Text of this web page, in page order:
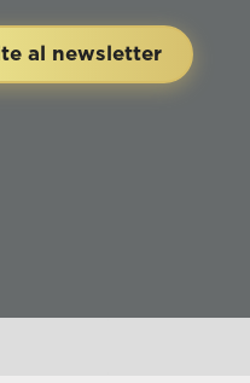
al newsletter